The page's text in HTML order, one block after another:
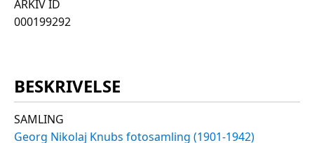
ARKIV ID
000199292
BESKRIVELSE
SAMLING
Georg Nikolaj Knubs fotosamling (1901-1942)